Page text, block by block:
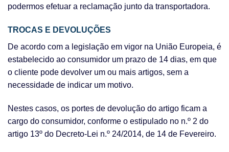
podermos efetuar a reclamação junto da transportadora.
TROCAS E DEVOLUÇÕES
De acordo com a legislação em vigor na União Europeia, é
estabelecido ao consumidor um prazo de 14 dias, em que
o cliente pode devolver um ou mais artigos, sem a
necessidade de indicar um motivo.
Nestes casos, os portes de devolução do artigo ficam a
cargo do consumidor, conforme o estipulado no n.º 2 do
artigo 13º do Decreto-Lei n.º 24/2014, de 14 de Fevereiro.